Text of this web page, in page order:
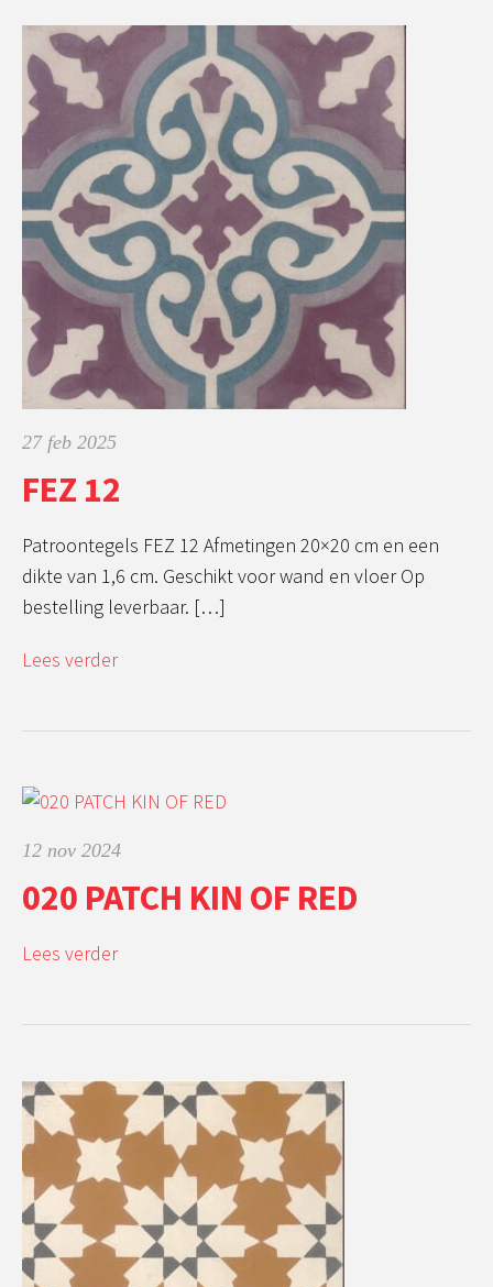
27 feb 2025
FEZ 12
Patroontegels FEZ 12 Afmetingen 20×20 cm en een
dikte van 1,6 cm. Geschikt voor wand en vloer Op
bestelling leverbaar. […]
Lees verder
12 nov 2024
020 PATCH KIN OF RED
Lees verder